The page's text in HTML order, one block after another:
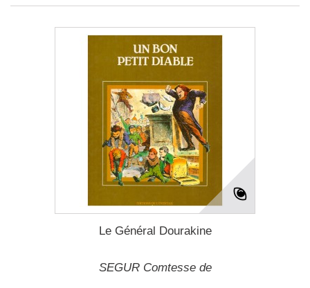
Le Général Dourakine
SEGUR Comtesse de